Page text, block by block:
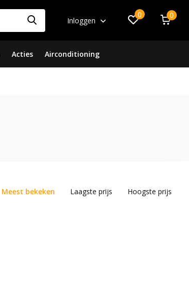
Inloggen
0 0
Acties Airconditioning
Meest bekeken Laagste prijs Hoogste prijs